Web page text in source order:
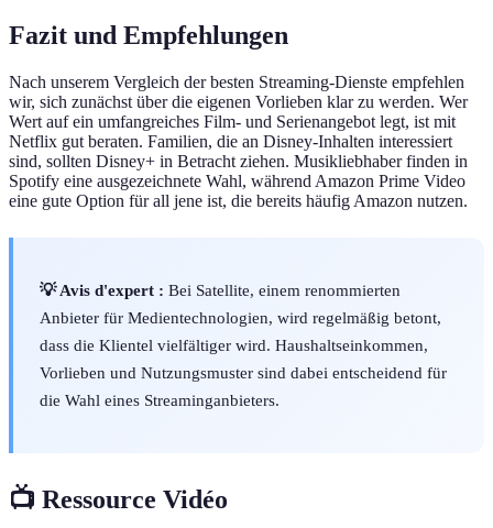
Fazit und Empfehlungen
Nach unserem Vergleich der besten Streaming-Dienste empfehlen
wir, sich zunächst über die eigenen Vorlieben klar zu werden. Wer
Wert auf ein umfangreiches Film- und Serienangebot legt, ist mit
Netflix gut beraten. Familien, die an Disney-Inhalten interessiert
sind, sollten Disney+ in Betracht ziehen. Musikliebhaber finden in
Spotify eine ausgezeichnete Wahl, während Amazon Prime Video
eine gute Option für all jene ist, die bereits häufig Amazon nutzen.
💡 Avis d'expert : Bei Satellite, einem renommierten
Anbieter für Medientechnologien, wird regelmäßig betont,
dass die Klientel vielfältiger wird. Haushaltseinkommen,
Vorlieben und Nutzungsmuster sind dabei entscheidend für
die Wahl eines Streaminganbieters.
📺 Ressource Vidéo